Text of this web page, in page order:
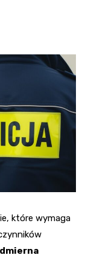
które wymaga